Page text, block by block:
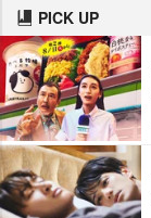
PICK UP